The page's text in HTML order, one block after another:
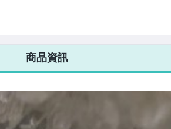
商品資訊